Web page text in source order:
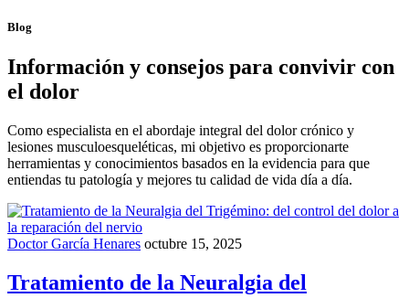
Blog
Información y consejos para convivir con
el dolor
Como especialista en el abordaje integral del dolor crónico y
lesiones musculoesqueléticas, mi objetivo es proporcionarte
herramientas y conocimientos basados en la evidencia para que
entiendas tu patología y mejores tu calidad de vida día a día.
Doctor García Henares octubre 15, 2025
Tratamiento de la Neuralgia del